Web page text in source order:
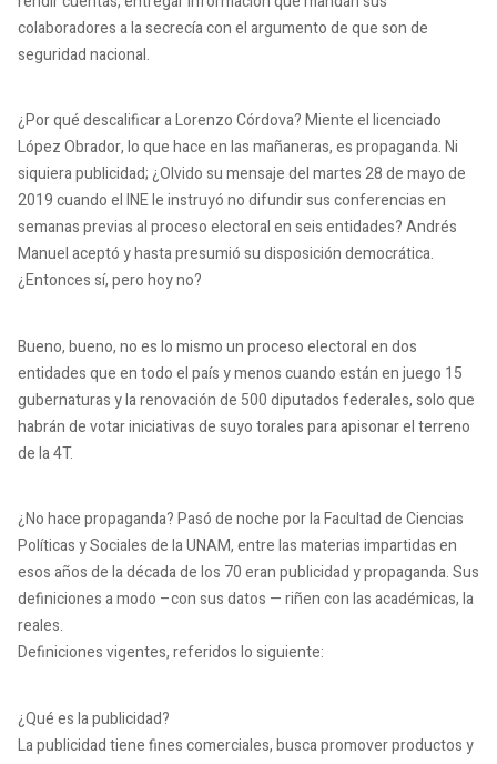
colaboradores a la secrecía con el argumento de que son de
seguridad nacional.
¿Por qué descalificar a Lorenzo Córdova?Miente el licenciado
López Obrador, lo que hace en las mañaneras, es propaganda.Ni
siquiera publicidad;¿Olvido su mensaje del martes 28 de mayo de
2019 cuando el INE le instruyó no difundir sus conferencias en
semanas previas al proceso electoral en seis entidades?Andrés
Manuel aceptó y hasta presumió su disposición democrática.
¿Entonces sí, pero hoy no?
Bueno, bueno, no es lo mismo un proceso electoral en dos
entidades que en todo el país y menos cuando están en juego 15
gubernaturas y la renovación de 500 diputados federales, solo que
habrán de votar iniciativas de suyo torales para apisonar el terreno
de la 4T.
¿No hace propaganda?Pasó de noche por la Facultad de Ciencias
Políticas y Sociales de la UNAM, entre las materias impartidas en
esos años de la década de los 70 eran publicidad y propaganda.Sus
definiciones a modo –con sus datos — riñen con las académicas, la
reales.
Definiciones vigentes, referidos lo siguiente:
¿Qué es la publicidad?
La publicidad tiene fines comerciales, busca promover productos y